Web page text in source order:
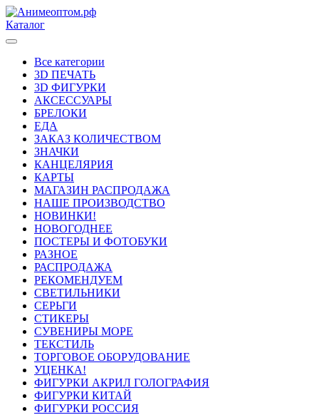
Каталог
Все категории
3D ПЕЧАТЬ
3D ФИГУРКИ
АКСЕССУАРЫ
БРЕЛОКИ
ЕДА
ЗАКАЗ КОЛИЧЕСТВОМ
ЗНАЧКИ
КАНЦЕЛЯРИЯ
КАРТЫ
МАГАЗИН РАСПРОДАЖА
НАШЕ ПРОИЗВОДСТВО
НОВИНКИ!
НОВОГОДНЕЕ
ПОСТЕРЫ И ФОТОБУКИ
РАЗНОЕ
РАСПРОДАЖА
РЕКОМЕНДУЕМ
СВЕТИЛЬНИКИ
СЕРЬГИ
СТИКЕРЫ
СУВЕНИРЫ МОРЕ
ТЕКСТИЛЬ
ТОРГОВОЕ ОБОРУДОВАНИЕ
УЦЕНКА!
ФИГУРКИ АКРИЛ ГОЛОГРАФИЯ
ФИГУРКИ КИТАЙ
ФИГУРКИ РОССИЯ